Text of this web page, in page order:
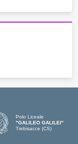
Polo Liceale
"GALILEO GALILEI"
Trebisacce (CS)